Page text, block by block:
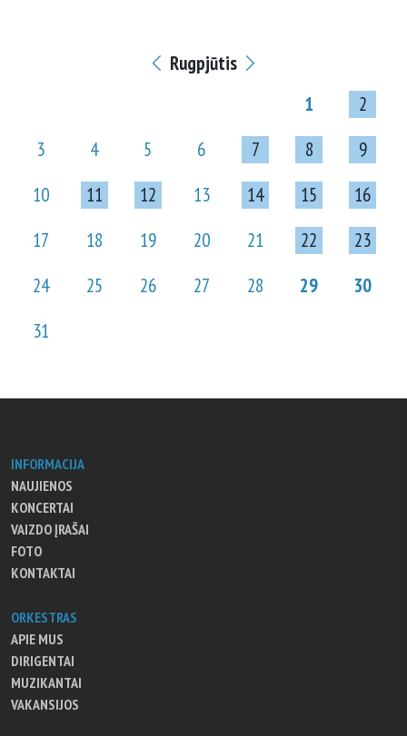
Rugpjūtis
1
2
3
4 5 6 7 8
9
10
11 12 13 14 15
16
17
18 19 20 21 22
23
24
25 26 27 28 29
30
31
INFORMACIJA
NAUJIENOS
KONCERTAI
VAIZDO ĮRAŠAI
FOTO
KONTAKTAI
ORKESTRAS
APIE MUS
DIRIGENTAI
MUZIKANTAI
VAKANSIJOS